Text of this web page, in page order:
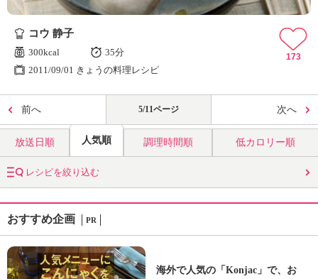
コウ 静子
300kcal
35分
2011/09/01 きょうの料理レシピ
173
前へ 5/11ページ 次へ
放送日順 人気順 調理時間順 低カロリー順
レシピを絞り込む
おすすめ企画 PR
海外で人気の「Konjac」で、お